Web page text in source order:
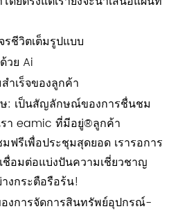
รชีวิตเต็มรูปแบบ
วย Ai
ำเร็จของลูกค้า
: เป็นสัญลักษณ์ของการชื่นชม
า eamic ที่มีอยู่®ลูกค้า
ฟรีเพื่อประชุมสุดยอด เรารอการ
อมต่อแบ่งปันความเชี่ยวชาญ
งกระตือรือร้น!
องการจัดการสินทรัพย์อุปกรณ์-